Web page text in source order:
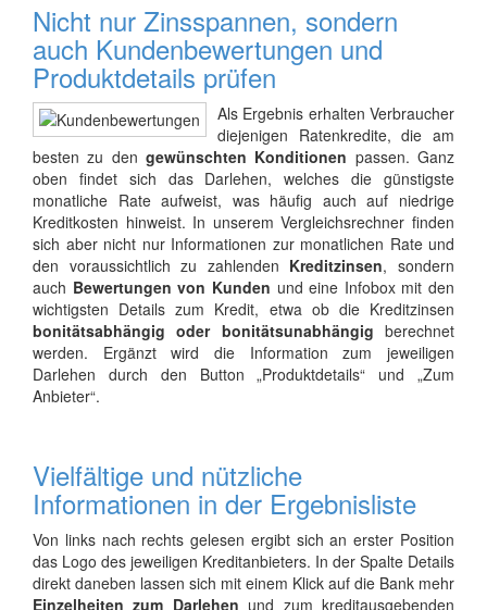
Nicht nur Zinsspannen, sondern
auch Kundenbewertungen und
Produktdetails prüfen
Als Ergebnis erhalten Verbraucher
diejenigen Ratenkredite, die am
besten zu den gewünschten Konditionen passen. Ganz
oben findet sich das Darlehen, welches die günstigste
monatliche Rate aufweist, was häufig auch auf niedrige
Kreditkosten hinweist. In unserem Vergleichsrechner finden
sich aber nicht nur Informationen zur monatlichen Rate und
den voraussichtlich zu zahlenden Kreditzinsen, sondern
auch Bewertungen von Kunden und eine Infobox mit den
wichtigsten Details zum Kredit, etwa ob die Kreditzinsen
bonitätsabhängig oder bonitätsunabhängig berechnet
werden. Ergänzt wird die Information zum jeweiligen
Darlehen durch den Button „Produktdetails“ und „Zum
Anbieter“.
Vielfältige und nützliche
Informationen in der Ergebnisliste
Von links nach rechts gelesen ergibt sich an erster Position
das Logo des jeweiligen Kreditanbieters. In der Spalte Details
direkt daneben lassen sich mit einem Klick auf die Bank mehr
Einzelheiten zum Darlehen und zum kreditausgebenden